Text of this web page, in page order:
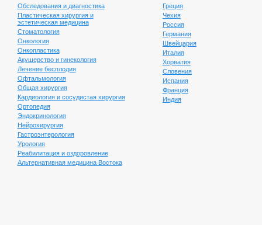
Результат не заставит
ЛЕЧЕНИЕ БЕСПЛОДИЯ
От малоинвазивных
методов до открытых
операций на сердце
здоровую жизнь
Обследования и диагностика
Пластическая хирургия и
эстетическая медицина
Стоматология
Онкология
Онкопластика
Акушерство и гинекология
Лечение бесплодия
Офтальмология
Общая хирургия
Кардиология и сосудистая хирургия
Ортопедия
Эндокринология
Нейрохирургия
Гастроэнтерология
Урология
Реабилитация и оздоровление
Альтернативная медицина Востока
Греция
Чехия
Россия
Германия
Швейцария
Италия
Хорватия
Словения
Испания
Франция
Индия